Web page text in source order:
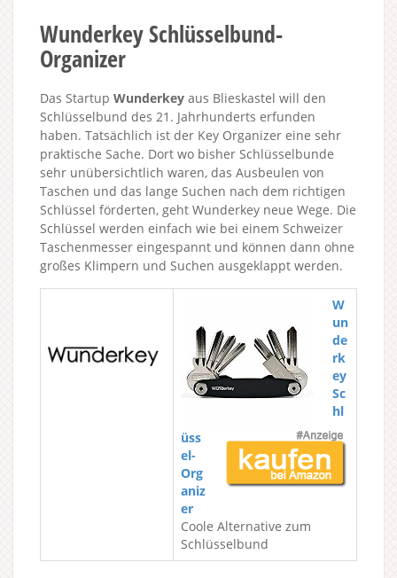
Wunderkey Schlüsselbund-
Organizer
Das Startup Wunderkey aus Blieskastel will den
Schlüsselbund des 21. Jahrhunderts erfunden
haben. Tatsächlich ist der Key Organizer eine sehr
praktische Sache. Dort wo bisher Schlüsselbunde
sehr unübersichtlich waren, das Ausbeulen von
Taschen und das lange Suchen nach dem richtigen
Schlüssel förderten, geht Wunderkey neue Wege. Die
Schlüssel werden einfach wie bei einem Schweizer
Taschenmesser eingespannt und können dann ohne
großes Klimpern und Suchen ausgeklappt werden.
W
un
de
rk
ey
Sc
hl
üss
el-
Org
aniz
er
Coole Alternative zum
Schlüsselbund